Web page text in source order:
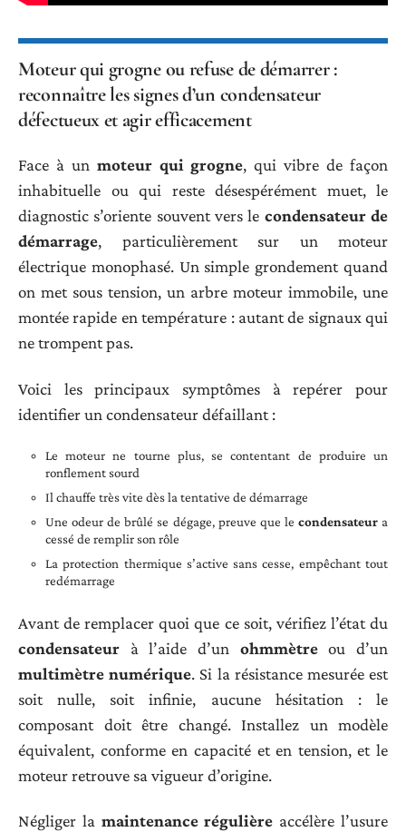
Moteur qui grogne ou refuse de démarrer :
reconnaître les signes d’un condensateur
défectueux et agir efficacement
Face à un moteur qui grogne, qui vibre de façon
inhabituelle ou qui reste désespérément muet, le
diagnostic s’oriente souvent vers le condensateur de
démarrage, particulièrement sur un moteur
électrique monophasé. Un simple grondement quand
on met sous tension, un arbre moteur immobile, une
montée rapide en température : autant de signaux qui
ne trompent pas.
Voici les principaux symptômes à repérer pour
identifier un condensateur défaillant :
Le moteur ne tourne plus, se contentant de produire un
ronflement sourd
Il chauffe très vite dès la tentative de démarrage
Une odeur de brûlé se dégage, preuve que le condensateura
cessé de remplir son rôle
La protection thermique s’active sans cesse, empêchant tout
redémarrage
Avant de remplacer quoi que ce soit, vérifiez l’état du
condensateur à l’aide d’un ohmmètreou d’un
multimètre numérique. Si la résistance mesurée est
soit nulle, soit infinie, aucune hésitation : le
composant doit être changé. Installez un modèle
équivalent, conforme en capacité et en tension, et le
moteur retrouve sa vigueur d’origine.
Négliger la maintenance régulière accélère l’usure